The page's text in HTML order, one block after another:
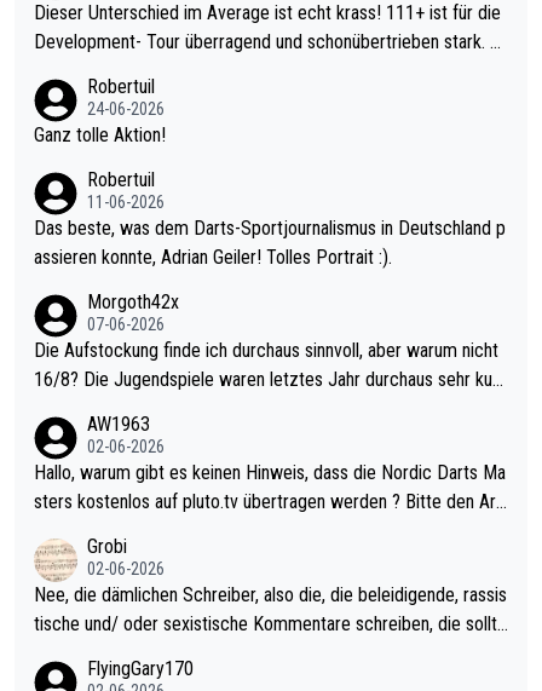
Dieser Unterschied im Average ist echt krass! 111+ ist für die
Development- Tour überragend und schonübertrieben stark. U
mal 40+ erst recht. Da gewinnst keinen Blumentopf - ist ja noc
h krasser wie ein Pokalspiel eines Kreisligisten vs einem Bund
Robertuil
24-06-2026
Ganz tolle Aktion!
Robertuil
11-06-2026
Das beste, was dem Darts-Sportjournalismus in Deutschland p
assieren konnte, Adrian Geiler! Tolles Portrait :).
Morgoth42x
07-06-2026
Die Aufstockung finde ich durchaus sinnvoll, aber warum nicht
16/8? Die Jugendspiele waren letztes Jahr durchaus sehr kurz
Allerdings ist Mitchell Lawrie als Nummer 1 der Welt eh qualifi
ziert. Somit ändert die automatische Qualifikation des Weltmei
sters erstmal nichts. Ich denke sie wollen damit für nächstes J
ohl wenig WDF Turniere spielen. Dies war bei Archie Self letzt
es Jahr der Fall. Er musste als amtierender Weltmeister durch
den Qualifier und ich glaube kaum, dass Mitchel sich das (in Ve
el hat.
AW1963
02-06-2026
Hallo, warum gibt es keinen Hinweis, dass die Nordic Darts Ma
sters kostenlos auf pluto.tv übertragen werden ? Bitte den Arti
Grobi
02-06-2026
Nee, die dämlichen Schreiber, also die, die beleidigende, rassis
tische und/ oder sexistische Kommentare schreiben, die sollte
s Leben in den Griff kriegen. Nur eins wundert mich: Luke Little
FlyingGary170